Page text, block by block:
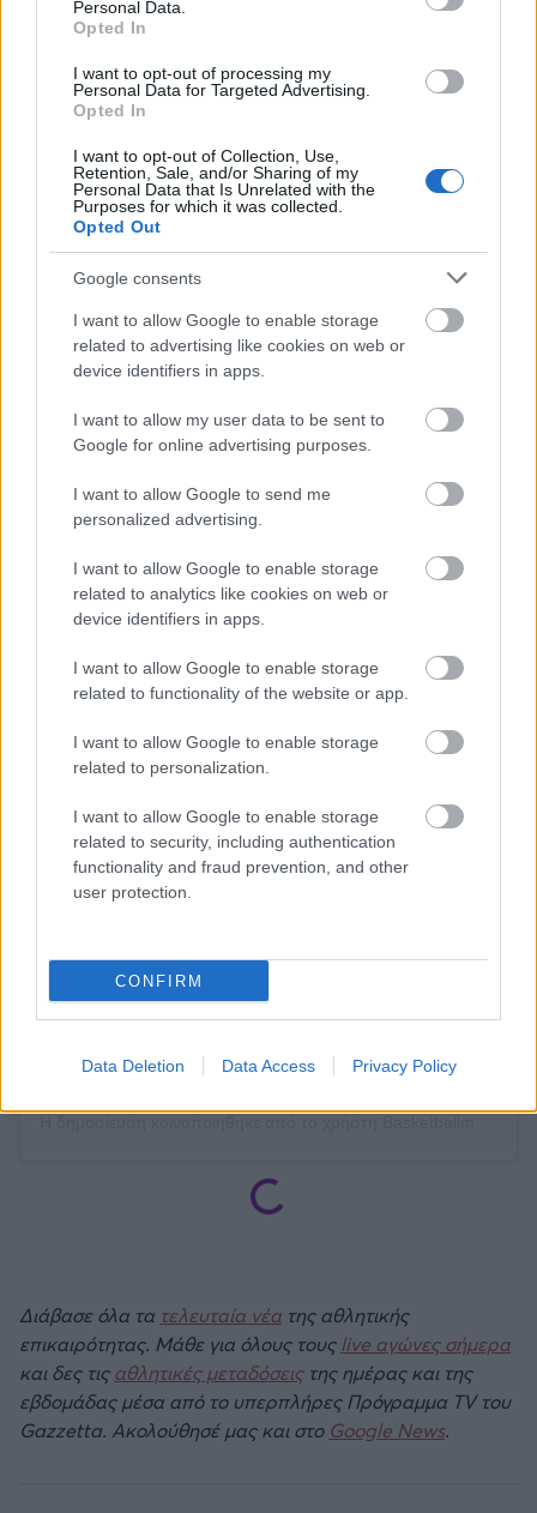
Personal Data.
Opted In
I want to opt-out of processing my
Personal Data for Targeted Advertising.
Opted In
I want to opt-out of Collection, Use,
Retention, Sale, and/or Sharing of my
Personal Data that Is Unrelated with the
Purposes for which it was collected.
Opted Out
Google consents
I want to allow Google to enable storage
related to advertising like cookies on web or
device identifiers in apps.
I want to allow my user data to be sent to
Google for online advertising purposes.
I want to allow Google to send me
personalized advertising.
I want to allow Google to enable storage
related to analytics like cookies on web or
device identifiers in apps.
I want to allow Google to enable storage
related to functionality of the website or app.
I want to allow Google to enable storage
related to personalization.
I want to allow Google to enable storage
related to security, including authentication
functionality and fraud prevention, and other
user protection.
CONFIRM
Data Deletion Data Access Privacy Policy
Δείτε αυτή τη δημοσίευση στο Instagram.
Διάβασε όλα τα τελευταία νέα της αθλητικής
επικαιρότητας. Μάθε για όλους τους live αγώνες σήμερα
και δες τιςαθλητικές μεταδόσειςτης ημέρας και της
εβδομάδας μέσα από το υπερπλήρες Πρόγραμμα TV του
Gazzetta. Ακολούθησέ μας και στο Google News.